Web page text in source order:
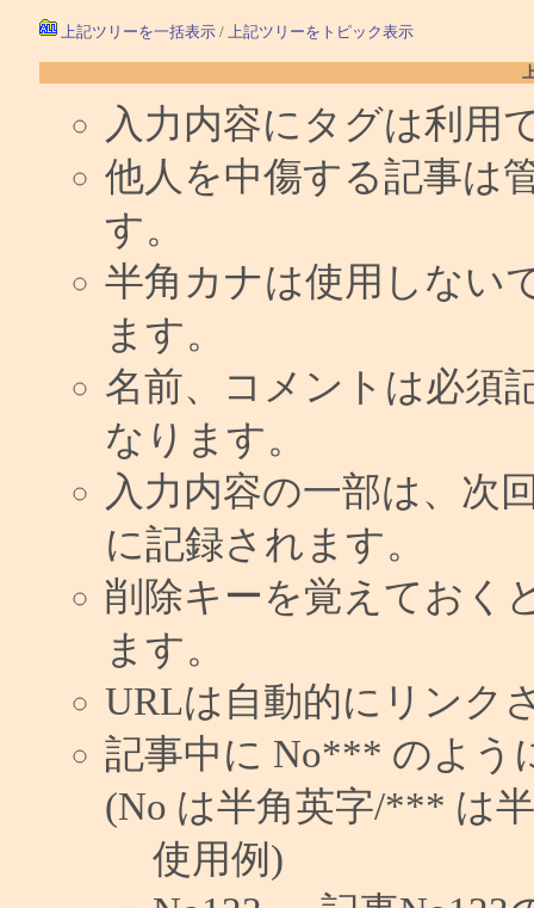
上記ツリーを一括表示/ 上記ツリーをトピック表示
入力内容にタグは利用
他人を中傷する記事は
す。
半角カナは使用しない
ます。
名前、コメントは必須
なります。
入力内容の一部は、次
に記録されます。
削除キーを覚えておく
ます。
URLは自動的にリンク
記事中に No*** のよう
(No は半角英字/*** は
使用例)